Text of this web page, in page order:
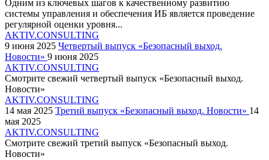
Одним из ключевых шагов к качественному развитию
системы управления и обеспечения ИБ является проведение
регулярной оценки уровня...
AKTIV.CONSULTING
9 июня 2025 Четвертый выпуск «Безопасный выход.
Новости» 9 июня 2025
AKTIV.CONSULTING
Смотрите свежий четвертый выпуск «Безопасный выход.
Новости»
AKTIV.CONSULTING
14 мая 2025 Третий выпуск «Безопасный выход. Новости» 14
мая 2025
AKTIV.CONSULTING
Смотрите свежий третий выпуск «Безопасный выход.
Новости»